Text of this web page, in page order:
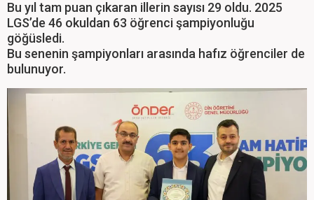
Bu yıl tam puan çıkaran illerin sayısı 29 oldu. 2025
LGS’de 46 okuldan 63 öğrenci şampiyonluğu
göğüsledi.
Bu senenin şampiyonları arasında hafız öğrenciler de
bulunuyor.